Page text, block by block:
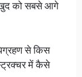
खुद को सबसे आगे
से किस
में कैसे